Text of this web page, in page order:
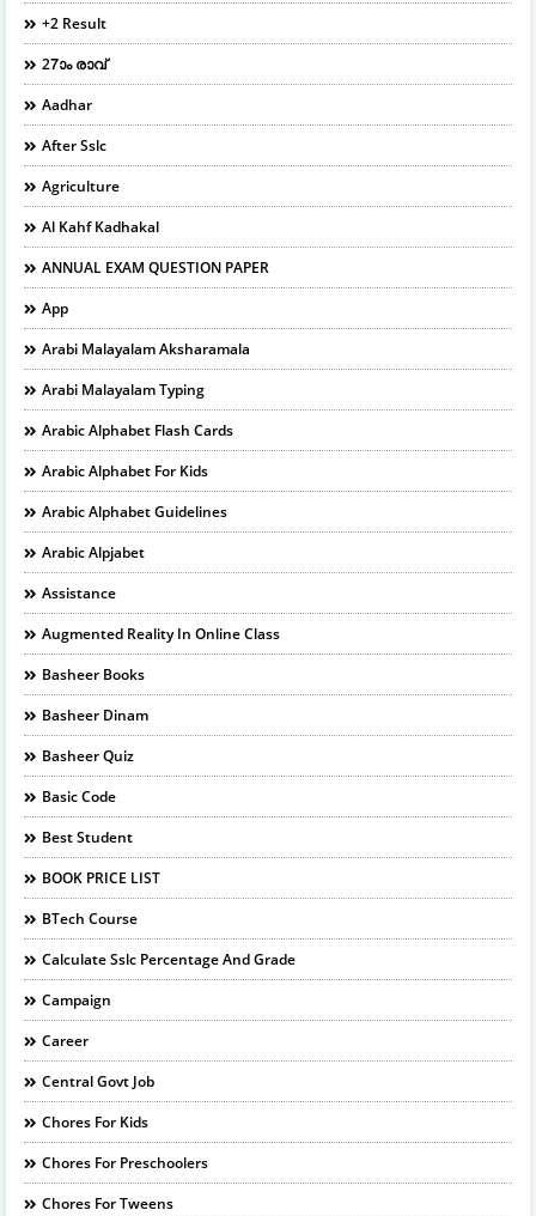
+2 Result
27ാം രാവ്
Aadhar
After Sslc
Agriculture
Al Kahf Kadhakal
ANNUAL EXAM QUESTION PAPER
App
Arabi Malayalam Aksharamala
Arabi Malayalam Typing
Arabic Alphabet Flash Cards
Arabic Alphabet For Kids
Arabic Alphabet Guidelines
Arabic Alpjabet
Assistance
Augmented Reality In Online Class
Basheer Books
Basheer Dinam
Basheer Quiz
Basic Code
Best Student
BOOK PRICE LIST
BTech Course
Calculate Sslc Percentage And Grade
Campaign
Career
Central Govt Job
Chores For Kids
Chores For Preschoolers
Chores For Tweens